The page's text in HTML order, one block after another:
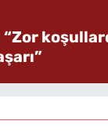
“Zor